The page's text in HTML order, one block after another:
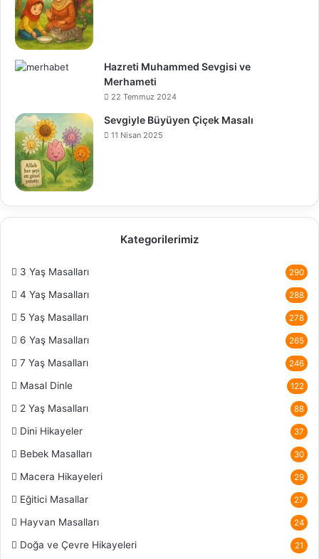
Hazreti Muhammed Sevgisi ve
Merhameti
22 Temmuz 2024
Sevgiyle Büyüyen Çiçek Masalı
11 Nisan 2025
Kategorilerimiz
3 Yaş Masalları 290
4 Yaş Masalları 288
5 Yaş Masalları 278
6 Yaş Masalları 265
7 Yaş Masalları 246
Masal Dinle 122
2 Yaş Masalları 88
Dini Hikayeler 37
Bebek Masalları 30
Macera Hikayeleri 29
Eğitici Masallar 27
Hayvan Masalları 24
Doğa ve Çevre Hikayeleri 21